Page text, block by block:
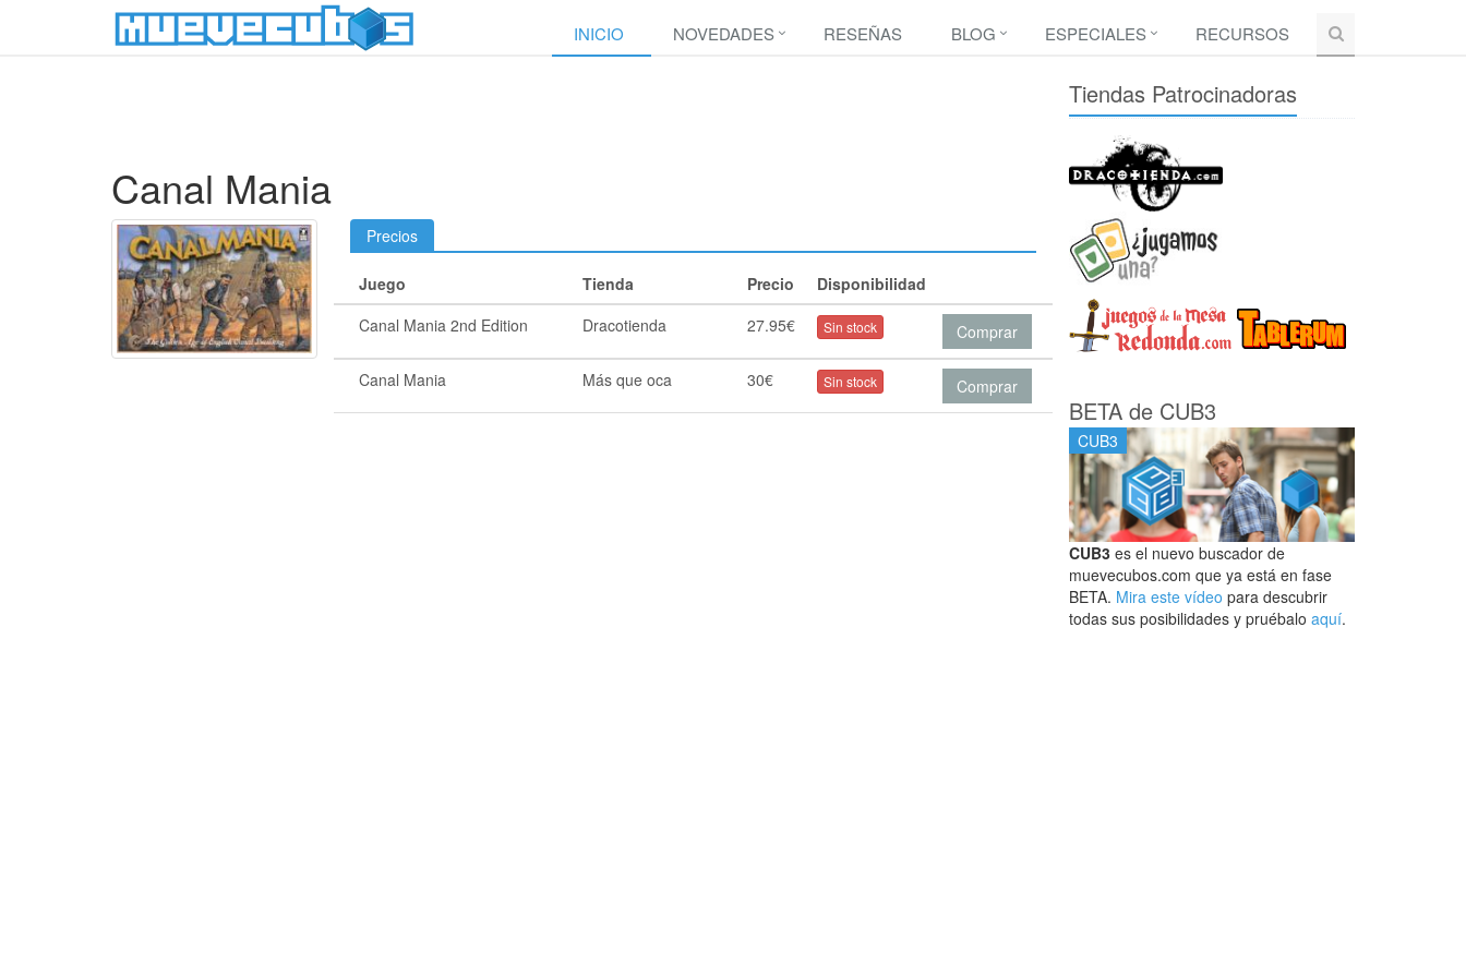
INICIO NOVEDADES RESEÑAS BLOG ESPECIALES RECURSOS
Canal Mania
Precios
Juego Tienda Precio
Disponibilidad
Canal Mania 2nd Edition
Dracotienda 27.95€ Sin stock Comprar
Canal Mania Más que oca 30€ Sin stock Comprar
Tiendas Patrocinadoras
BETA de CUB3
CUB3
CUB3es el nuevo buscador de
muevecubos.com que ya está en fase
BETA. Mira este vídeo para descubrir
todas sus posibilidades y pruébalo aquí.